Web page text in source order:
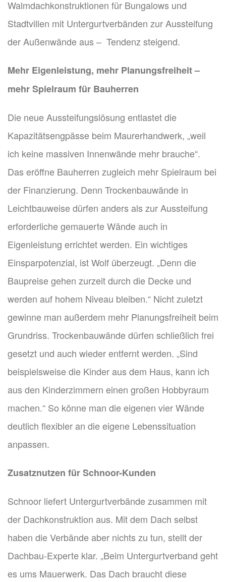
Walmdachkonstruktionen für Bungalows und
Stadtvillen mit Untergurtverbänden zur Aussteifung
der Außenwände aus – Tendenz steigend.
Mehr Eigenleistung, mehr Planungsfreiheit –
mehr Spielraum für Bauherren
Die neue Aussteifungslösung entlastet die
Kapazitätsengpässe beim Maurerhandwerk, „weil
ich keine massiven Innenwände mehr brauche“.
Das eröffne Bauherren zugleich mehr Spielraum bei
der Finanzierung. Denn Trockenbauwände in
Leichtbauweise dürfen anders als zur Aussteifung
erforderliche gemauerte Wände auch in
Eigenleistung errichtet werden. Ein wichtiges
Einsparpotenzial, ist Wolf überzeugt. „Denn die
Baupreise gehen zurzeit durch die Decke und
werden auf hohem Niveau bleiben.“ Nicht zuletzt
gewinne man außerdem mehr Planungsfreiheit beim
Grundriss. Trockenbauwände dürfen schließlich frei
gesetzt und auch wieder entfernt werden. „Sind
beispielsweise die Kinder aus dem Haus, kann ich
aus den Kinderzimmern einen großen Hobbyraum
machen.“ So könne man die eigenen vier Wände
deutlich flexibler an die eigene Lebenssituation
anpassen.
Zusatznutzen für Schnoor-Kunden
Schnoor liefert Untergurtverbände zusammen mit
der Dachkonstruktion aus. Mit dem Dach selbst
haben die Verbände aber nichts zu tun, stellt der
Dachbau-Experte klar. „Beim Untergurtverband geht
es ums Mauerwerk. Das Dach braucht diese